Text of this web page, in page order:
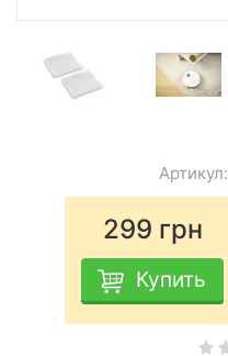
Артикул:
299 грн
Купить